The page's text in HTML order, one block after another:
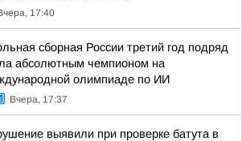
17:40
сборная России третий год подряд
абсолютным чемпионом на
олимпиаде по ИИ
Вчера, 17:37
выявили при проверке батута в